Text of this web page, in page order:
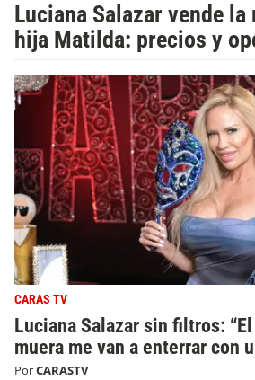
Luciana Salazar vende la
hija Matilda: precios y
CARAS TV
Luciana Salazar sin filtros:
muera me van a enterrar con
PorCARASTV